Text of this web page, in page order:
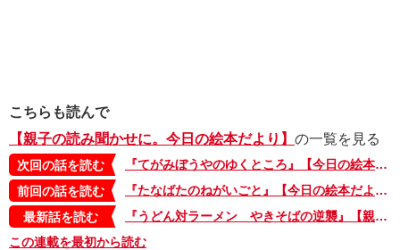
こちらも読んで
【親子の読み聞かせに。今日の絵本だより】 の一覧を見る
次回の話を読む
『てがみぼうやのゆくところ』【今日の絵本だより 第63回】
前回の話を読む
『たなばたのねがいごと』【今日の絵本だより 第61回】
最新話を読む
『うどん対ラーメン やきそばの逆襲』【親子の読み聞かせに。今日の絵本だより 第375回】
この連載を最初から読む